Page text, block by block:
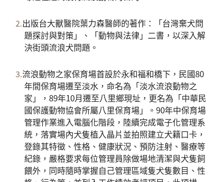
出版台大獸醫院葉力森醫師的著作：「台灣棄犬問
題探討與對策」、「動物與法律」二書，以深入解
決街頭流浪犬問題。
流浪動物之家保育場首設於永和福和橋下，民國80
年間保育場遷至淡水，命名為「淡水流浪動物之
家」，89年10月遷至八里鄉現址，更名為「中華民
國保護動物協會所屬八里保育場」。90年中保育場
管理作業進入電腦化階段，陸續完成電子化管理系
統，落實場內犬隻植入晶片並拍照建立犬籍口卡，
登錄其特徵、性格、健康狀況、預防注射、醫療等
紀錄，嚴格要求每位管理員除做場地清潔與犬隻飼
餵外，同時隨時掌握自己管理區域隻犬隻數目、性